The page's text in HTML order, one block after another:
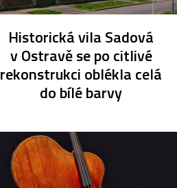
Historická vila Sadová
v Ostravě se po citlivé
rekonstrukci oblékla celá
do bílé barvy